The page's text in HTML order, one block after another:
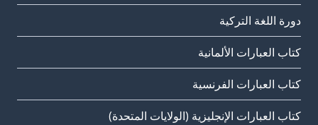
دورة اللغة التركية
كتاب العبارات الألمانية
كتاب العبارات الفرنسية
كتاب العبارات الإنجليزية (الولايات المتحدة)